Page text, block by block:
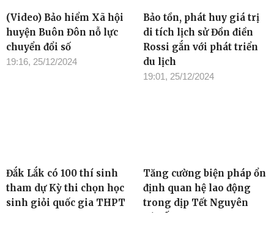
(Video) Bảo hiểm Xã hội
huyện Buôn Đôn nỗ lực
chuyển đổi số
19:16, 25/12/2024
Bảo tồn, phát huy giá trị
di tích lịch sử Đồn điền
Rossi gắn với phát triển
du lịch
19:01, 25/12/2024
Đắk Lắk có 100 thí sinh
tham dự Kỳ thi chọn học
sinh giỏi quốc gia THPT
Tăng cường biện pháp ổn
định quan hệ lao động
trong dịp Tết Nguyên